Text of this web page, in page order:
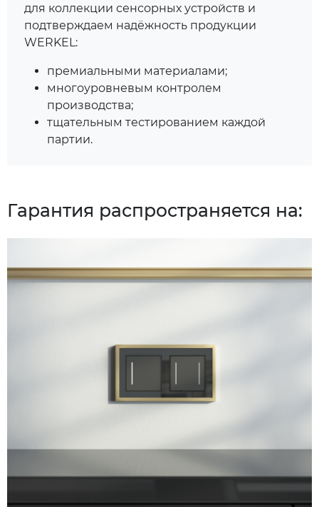
для коллекции сенсорных устройств и
подтверждаем надёжность продукции
WERKEL:
премиальными материалами;
многоуровневым контролем
производства;
тщательным тестированием каждой
партии.
Гарантия распространяется на: